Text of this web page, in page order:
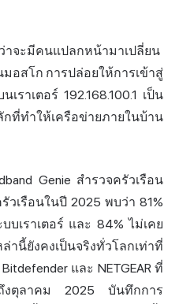
จะมีคนแปลกหน้ามาเปลี่ยน
มอสโก การปล่อยให้การเข้าสู่
ราเตอร์ 192.168.100.1 เป็น
ที่ทำให้เครือข่ายภายในบ้าน
Genie สำรวจครัวเรือน
เรือนในปี 2025 พบว่า 81%
บเราเตอร์ และ 84% ไม่เคย
านี้ยังคงเป็นจริงทั่วโลกเท่าที่
และ NETGEAR ที่
ถึงตุลาคม 2025 บันทึกการ